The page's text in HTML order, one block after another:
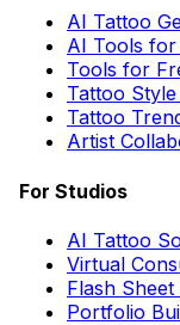
AI Tattoo
AI Tools
Tools for
Tattoo
Tattoo
Artist
For Studios
AI Tattoo
Virtual
Flash
Portfolio